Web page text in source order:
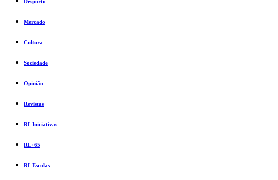
Desporto
Mercado
Cultura
Sociedade
Opinião
Revistas
RL Iniciativas
RL+65
RL Escolas